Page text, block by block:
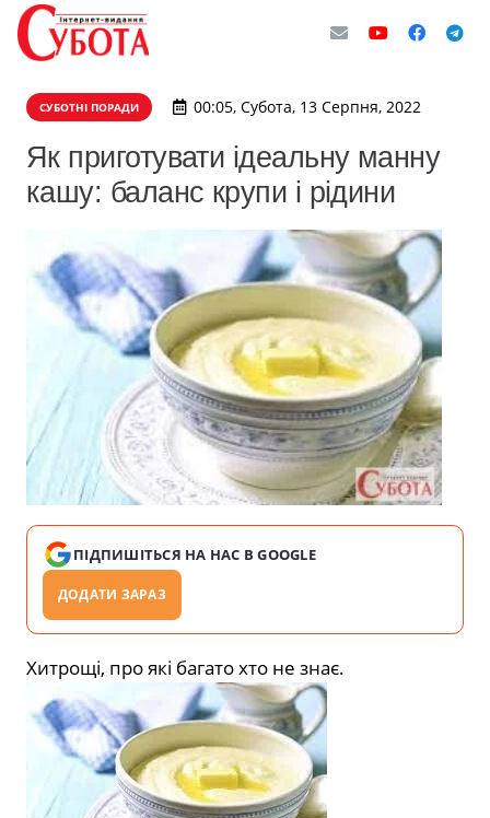
СУБОТНІ ПОРАДИ 00:05, Субота, 13 Серпня, 2022
Як приготувати ідеальну манну
кашу: баланс крупи і рідини
ПІДПИШІТЬСЯ НА НАС В GOOGLE
ДОДАТИ ЗАРАЗ
Хитрощі, про які багато хто не знає.